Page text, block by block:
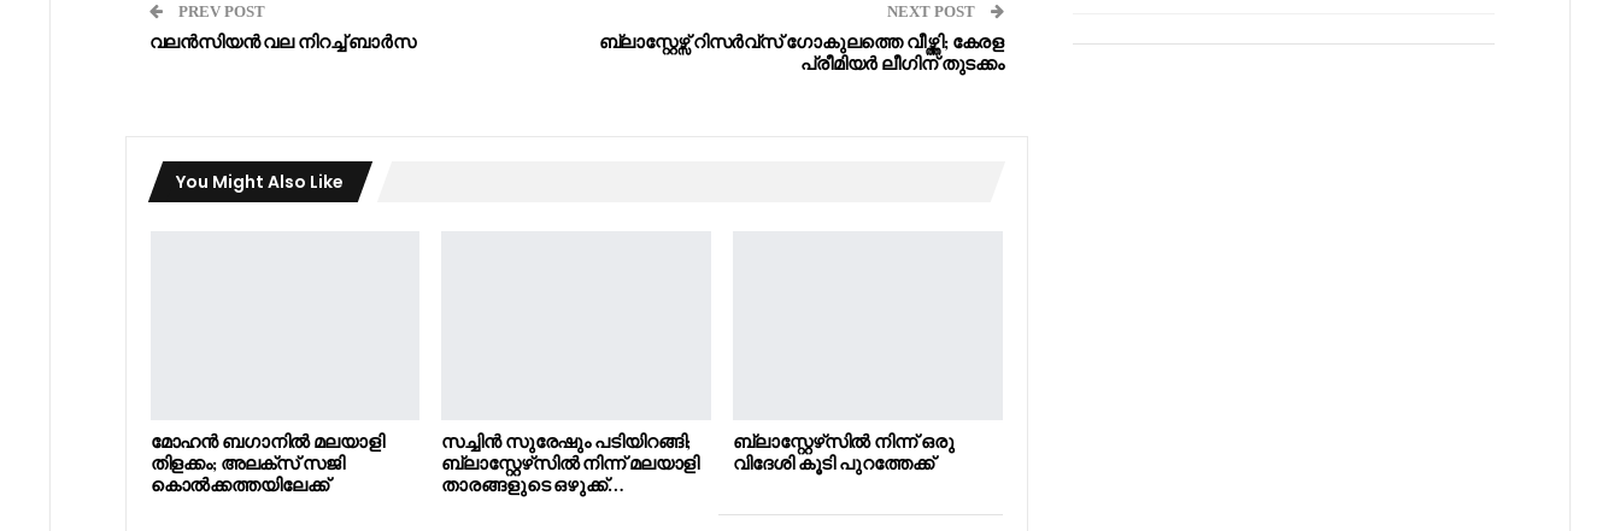
PREV POST
വലൻസിയൻ വല നിറച്ച് ബാർസ
NEXT POST
ബ്ലാസ്റ്റേഴ്സ് റിസർവ്സ് ഗോകുലത്തെ വീഴ്ത്തി; കേരള
പ്രീമിയർ ലീഗിന് തുടക്കം
You Might Also Like
മോഹൻ ബഗാനിൽ മലയാളി
തിളക്കം; അലക്സ് സജി
കൊൽക്കത്തയിലേക്ക്
സച്ചിൻ സുരേഷും പടിയിറങ്ങി;
ബ്ലാസ്റ്റേഴ്‌സിൽ നിന്ന് മലയാളി
താരങ്ങളുടെ ഒഴുക്ക്…
ബ്ലാസ്റ്റേഴ്‌സിൽ നിന്ന് ഒരു
വിദേശി കൂടി പുറത്തേക്ക്